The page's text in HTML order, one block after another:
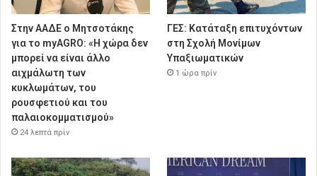
Στην ΑΑΔΕ ο Μητσοτάκης
για το myAGRO: «Η χώρα δεν
μπορεί να είναι άλλο
αιχμάλωτη των
κυκλωμάτων, του
ρουσφετιού και του
παλαιοκομματισμού»
24 λεπτά πρίν
ΓΕΣ: Κατάταξη επιτυχόντων
στη Σχολή Μονίμων
Υπαξιωματικών
1 ώρα πρίν